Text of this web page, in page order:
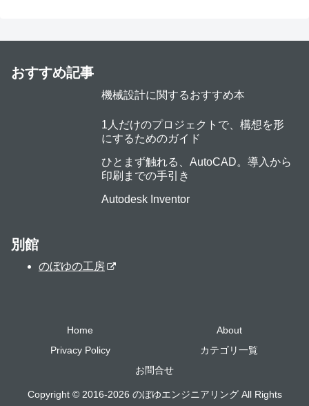
おすすめ記事
機械設計に関するおすすめ本
1人だけのプロジェクトで、構想を形
にするためのガイド
ひとまず触れる、AutoCAD。導入から
印刷までの手引き
Autodesk Inventor
別館
のぼゆの工房
Home
About
Privacy Policy
カテゴリ一覧
お問合せ
Copyright © 2016-2026 のぼゆエンジニアリング All Rights